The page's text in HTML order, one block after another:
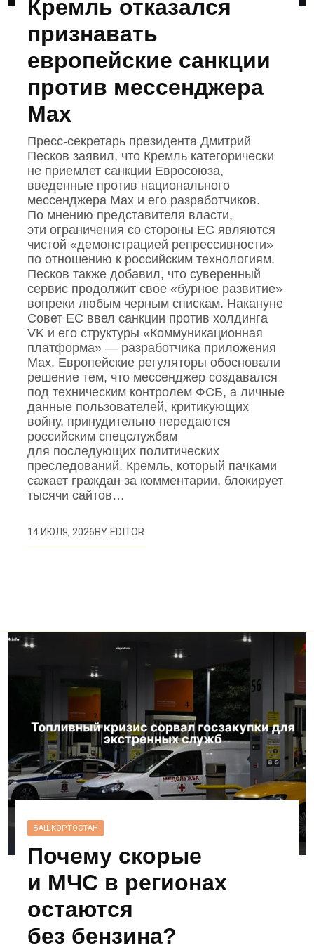
Кремль отказался
признавать
европейские санкции
против мессенджера
Max
Пресс‑секретарь президента Дмитрий
Песков заявил, что Кремль категорически
не приемлет санкции Евросоюза,
введенные против национального
мессенджера Mах и его разработчиков.
По мнению представителя власти,
эти ограничения со стороны ЕС являются
чистой «демонстрацией репрессивности»
по отношению к российским технологиям.
Песков также добавил, что суверенный
сервис продолжит свое «бурное развитие»
вопреки любым черным спискам. Накануне
Совет ЕС ввел санкции против холдинга
VK и его структуры «Коммуникационная
платформа» — разработчика приложения
Mах. Европейские регуляторы обосновали
решение тем, что мессенджер создавался
под техническим контролем ФСБ, а личные
данные пользователей, критикующих
войну, принудительно передаются
российским спецслужбам
для последующих политических
преследований. Кремль, который пачками
сажает граждан за комментарии, блокирует
тысячи сайтов…
14 ИЮЛЯ, 2026BYEDITOR
БАШКОРТОСТАН
Почему скорые
и МЧС в регионах
остаются
без бензина?